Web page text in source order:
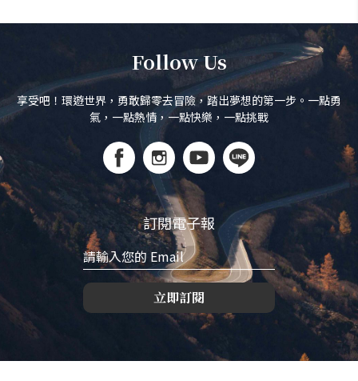
Follow Us
享受吧！環遊世界，勇敢歸零去冒險，踏出夢想的第一步。一點勇
氣，一點熱情，一點快樂，一點挑戰
訂閱電子報
立即訂閱